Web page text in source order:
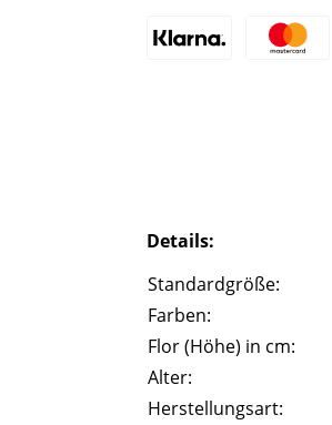
Details:
Standardgröße:
Farben:
Flor (Höhe) in cm:
Alter:
Herstellungsart: